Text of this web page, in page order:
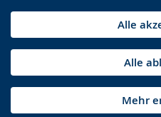
Alle
Alle
Mehr